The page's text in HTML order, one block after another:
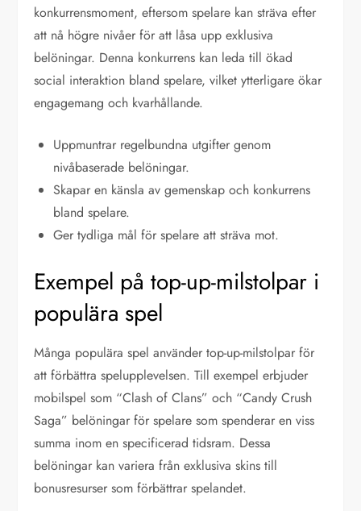
konkurrensmoment, eftersom spelare kan sträva efter
att nå högre nivåer för att låsa upp exklusiva
belöningar. Denna konkurrens kan leda till ökad
social interaktion bland spelare, vilket ytterligare ökar
engagemang och kvarhållande.
Uppmuntrar regelbundna utgifter genom
nivåbaserade belöningar.
Skapar en känsla av gemenskap och konkurrens
bland spelare.
Ger tydliga mål för spelare att sträva mot.
Exempel på top-up-milstolpar i
populära spel
Många populära spel använder top-up-milstolpar för
att förbättra spelupplevelsen. Till exempel erbjuder
mobilspel som “Clash of Clans” och “Candy Crush
Saga” belöningar för spelare som spenderar en viss
summa inom en specificerad tidsram. Dessa
belöningar kan variera från exklusiva skins till
bonusresurser som förbättrar spelandet.